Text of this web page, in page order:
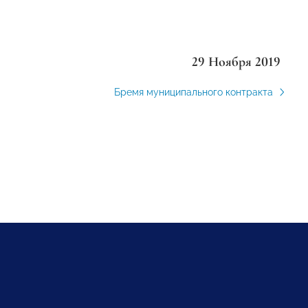
29 Ноября 2019
Бремя муниципального контракта